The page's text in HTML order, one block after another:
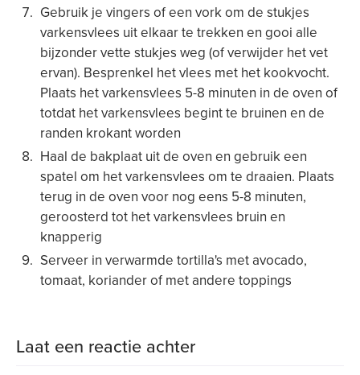
Gebruik je vingers of een vork om de stukjes
varkensvlees uit elkaar te trekken en gooi alle
bijzonder vette stukjes weg (of verwijder het vet
ervan). Besprenkel het vlees met het kookvocht.
Plaats het varkensvlees 5-8 minuten in de oven of
totdat het varkensvlees begint te bruinen en de
randen krokant worden
Haal de bakplaat uit de oven en gebruik een
spatel om het varkensvlees om te draaien. Plaats
terug in de oven voor nog eens 5-8 minuten,
geroosterd tot het varkensvlees bruin en
knapperig
Serveer in verwarmde tortilla's met avocado,
tomaat, koriander of met andere toppings
Laat een reactie achter